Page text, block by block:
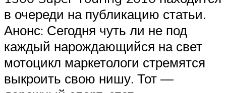
в очереди на публикацию статьи.
Анонс: Сегодня чуть ли не под
каждый нарождающийся на свет
мотоцикл маркетологи стремятся
выкроить свою нишу. Тот —